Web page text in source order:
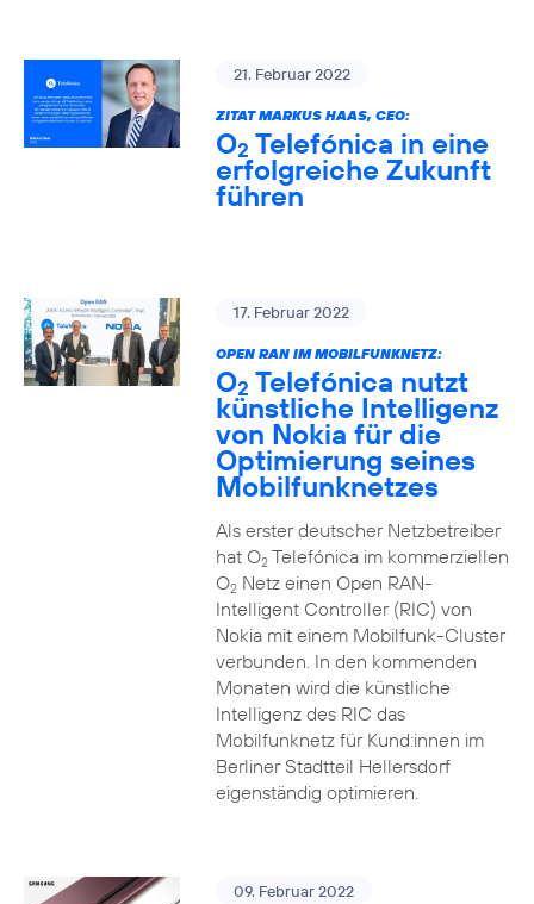
21. Februar 2022
ZITAT MARKUS HAAS, CEO:
O2 Telefónica in eine
erfolgreiche Zukunft
führen
17. Februar 2022
OPEN RAN IM MOBILFUNKNETZ:
O2 Telefónica nutzt
künstliche Intelligenz
von Nokia für die
Optimierung seines
Mobilfunknetzes
Als erster deutscher Netzbetreiber
hat O2Telefónica im kommerziellen
O2Netz einen Open RAN-
Intelligent Controller (RIC) von
Nokia mit einem Mobilfunk-Cluster
verbunden. In den kommenden
Monaten wird die künstliche
Intelligenz des RIC das
Mobilfunknetz für Kund:innen im
Berliner Stadtteil Hellersdorf
eigenständig optimieren.
09. Februar 2022